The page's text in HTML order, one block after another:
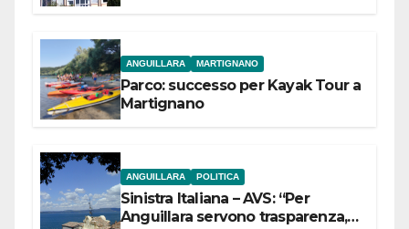
ANGUILLARA MARTIGNANO
Parco: successo per Kayak Tour a
Martignano
ANGUILLARA POLITICA
Sinistra Italiana – AVS: “Per
Anguillara servono trasparenza,